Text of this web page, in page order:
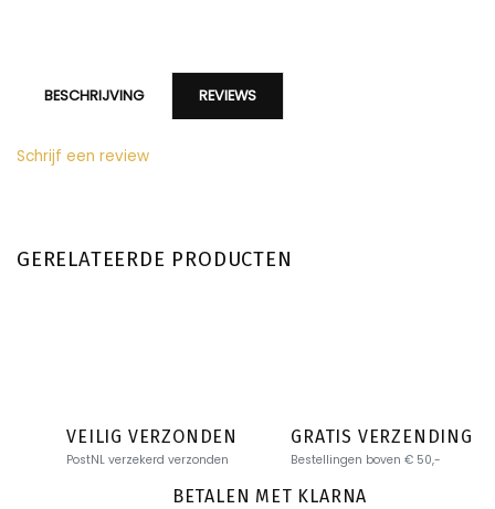
BESCHRIJVING REVIEWS
Schrijf een review
GERELATEERDE PRODUCTEN
VEILIG VERZONDEN
PostNL verzekerd verzonden
GRATIS VERZENDING
Bestellingen boven € 50,-
BETALEN MET KLARNA